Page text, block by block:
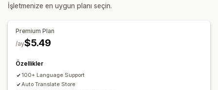
Dil çevirisi
Toplu çeviri
Meta alan çevirisi
Otomatik yönlendirme
İşletmenize en uygun planı seçin.
Premium Plan
$5.49
/ay
Özellikler
100+ Language Support
Auto Translate Store